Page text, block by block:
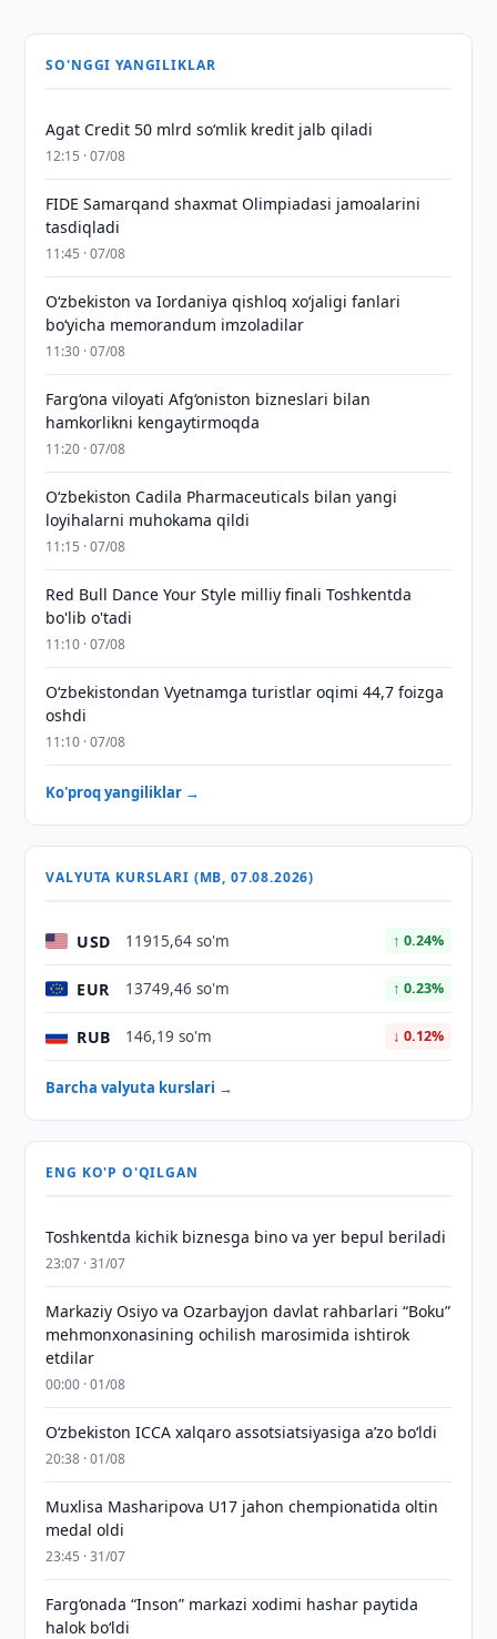
SO'NGGI YANGILIKLAR
Agat Credit 50 mlrd so‘mlik kredit jalb qiladi
12:15 · 07/08
FIDE Samarqand shaxmat Olimpiadasi jamoalarini
tasdiqladi
11:45 · 07/08
Oʻzbekiston va Iordaniya qishloq xoʻjaligi fanlari
boʻyicha memorandum imzoladilar
11:30 · 07/08
Farg‘ona viloyati Afg‘oniston bizneslari bilan
hamkorlikni kengaytirmoqda
11:20 · 07/08
Oʻzbekiston Cadila Pharmaceuticals bilan yangi
loyihalarni muhokama qildi
11:15 · 07/08
Red Bull Dance Your Style milliy finali Toshkentda
bo'lib o'tadi
11:10 · 07/08
O‘zbekistondan Vyetnamga turistlar oqimi 44,7 foizga
oshdi
11:10 · 07/08
Ko'proq yangiliklar →
VALYUTA KURSLARI (MB, 07.08.2026)
USD 11915,64 so'm ↑ 0.24%
EUR 13749,46 so'm ↑ 0.23%
RUB 146,19 so'm ↓ 0.12%
Barcha valyuta kurslari →
ENG KO'P O'QILGAN
Toshkentda kichik biznesga bino va yer bepul beriladi
23:07 · 31/07
Markaziy Osiyo va Ozarbayjon davlat rahbarlari “Boku”
mehmonxonasining ochilish marosimida ishtirok
etdilar
00:00 · 01/08
O‘zbekiston ICCA xalqaro assotsiatsiyasiga aʼzo bo‘ldi
20:38 · 01/08
Muxlisa Masharipova U17 jahon chempionatida oltin
medal oldi
23:45 · 31/07
Farg‘onada “Inson” markazi xodimi hashar paytida
halok bo‘ldi